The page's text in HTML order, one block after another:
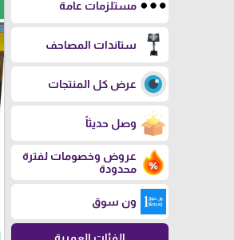
مستلزمات عامة
ستاندات المصاحف
عرض كل المنتجات
وصل حديثاً
عروض وخصومات لفترة
محدودة
ون سوق